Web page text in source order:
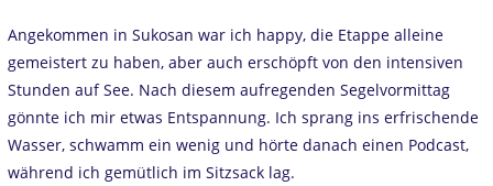
Angekommen in Sukosan war ich happy, die Etappe alleine
gemeistert zu haben, aber auch erschöpft von den intensiven
Stunden auf See. Nach diesem aufregenden Segelvormittag
gönnte ich mir etwas Entspannung. Ich sprang ins erfrischende
Wasser, schwamm ein wenig und hörte danach einen Podcast,
während ich gemütlich im Sitzsack lag.